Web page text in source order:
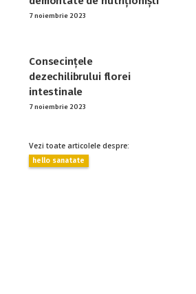
7 noiembrie 2023
Consecințele
dezechilibrului florei
intestinale
7 noiembrie 2023
Vezi toate articolele despre:
hello sanatate